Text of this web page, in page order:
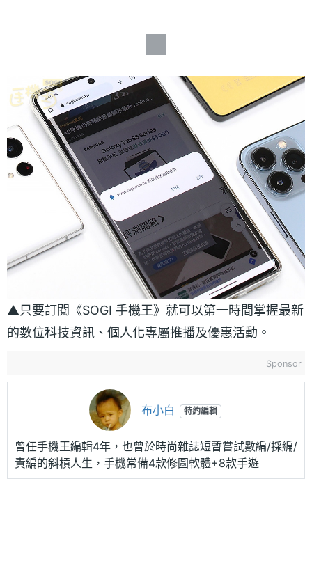
▲只要訂閱《SOGI 手機王》就可以第一時間掌握最新
的數位科技資訊、個人化專屬推播及優惠活動。
Sponsor
布小白 特約編輯
曾任手機王編輯4年，也曾於時尚雜誌短暫嘗試數編/採編/
責編的斜槓人生，手機常備4款修圖軟體+8款手遊